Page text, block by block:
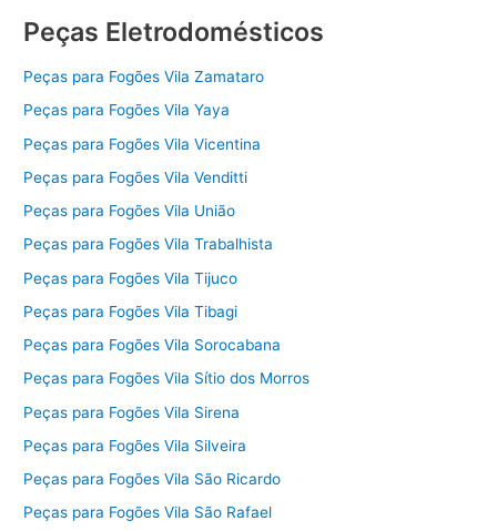
Peças Eletrodomésticos
Peças para Fogões Vila Zamataro
Peças para Fogões Vila Yaya
Peças para Fogões Vila Vicentina
Peças para Fogões Vila Venditti
Peças para Fogões Vila União
Peças para Fogões Vila Trabalhista
Peças para Fogões Vila Tijuco
Peças para Fogões Vila Tibagi
Peças para Fogões Vila Sorocabana
Peças para Fogões Vila Sítio dos Morros
Peças para Fogões Vila Sirena
Peças para Fogões Vila Silveira
Peças para Fogões Vila São Ricardo
Peças para Fogões Vila São Rafael